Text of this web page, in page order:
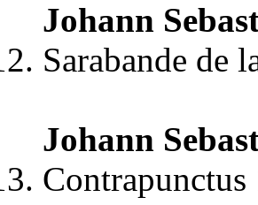
Johann
Sarabande de
Johann